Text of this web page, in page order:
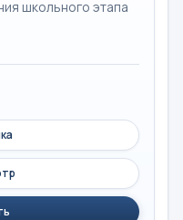
школьного этапа